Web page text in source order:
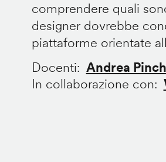
comprendere quali
designer dovrebbe
piattaforme orientate
Docenti
Andrea
In collaborazione con